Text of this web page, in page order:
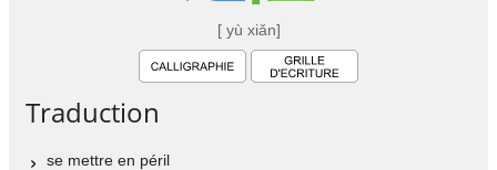
[ yù xiǎn]
Traduction
se mettre en péril